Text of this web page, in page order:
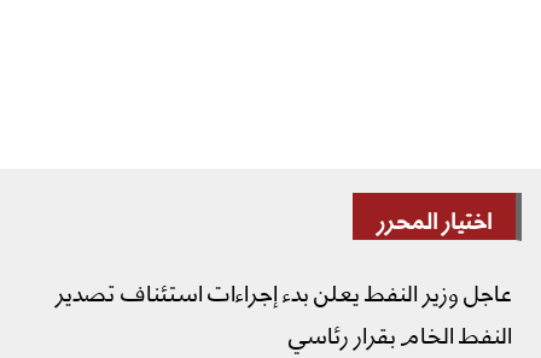
اختيار المحرر
عاجل وزير النفط يعلن بدء إجراءات استئناف تصدير
النفط الخام بقرار رئاسي